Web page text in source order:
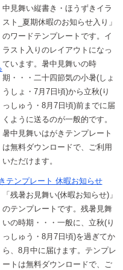
中見舞い縦書き・ほうずきイラ
スト_夏期休暇のお知らせ入り」
のワードテンプレートです。イ
ラスト入りのレイアウトになっ
ています。暑中見舞いの時
期・・・二十四節気の小暑(しょ
うしょ・7月7日頃)から立秋(り
っしゅう・8月7日頃)前までに届
くように送るのが一般的です。
暑中見舞いはがきテンプレート
は無料ダウンロードで、ご利用
いただけます。
テンプレート 休暇お知らせ
「残暑お見舞い(休暇お知らせ)」
のテンプレートです。残暑見舞
いの時期・・・一般に、立秋(り
っしゅう・8月7日頃)を過ぎてか
ら、8月中に届けます。テンプレ
ートは無料ダウンロードで、ご